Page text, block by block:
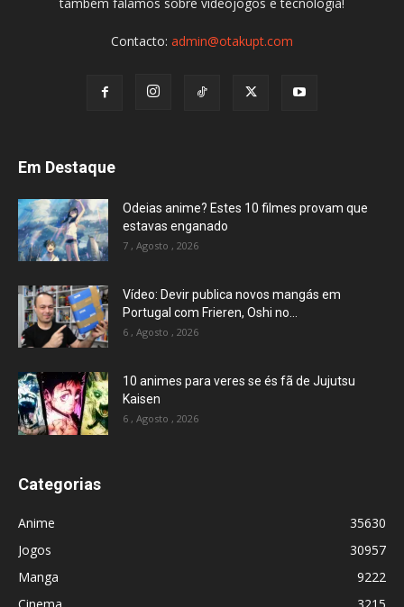
Contacto: admin@otakupt.com
Em Destaque
Odeias anime? Estes 10 filmes provam que
estavas enganado
7 , Agosto , 2026
Vídeo: Devir publica novos mangás em
Portugal com Frieren, Oshi no...
6 , Agosto , 2026
10 animes para veres se és fã de Jujutsu
Kaisen
6 , Agosto , 2026
Categorias
Anime
35630
Jogos
30957
Manga
9222